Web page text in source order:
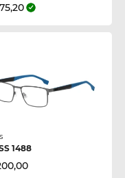
1488